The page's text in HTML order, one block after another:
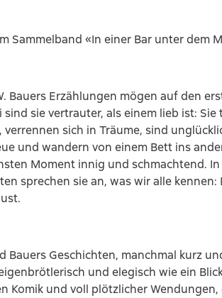
Sammelband «In einer Bar unter dem
Bauers Erzählungen mögen auf den
sie vertrauter, als einem lieb ist: Sie
verrennen sich in Träume, sind
und wandern von einem Bett ins
Moment innig und schmachtend. In
sprechen sie an, was wir alle kennen:
Bauers Geschichten, manchmal kurz
und elegisch wie ein
Komik und voll plötzlicher